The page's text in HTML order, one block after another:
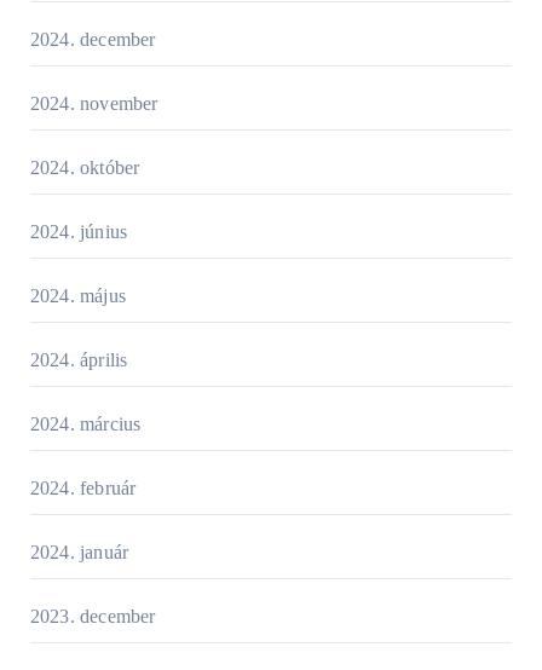
2024. december
2024. november
2024. október
2024. június
2024. május
2024. április
2024. március
2024. február
2024. január
2023. december